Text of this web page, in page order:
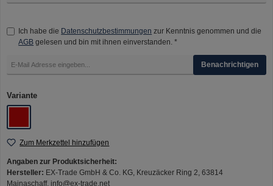
Ich habe die Datenschutzbestimmungen zur Kenntnis genommen und die
AGB gelesen und bin mit ihnen einverstanden. *
Benachrichtigen
Varianteauswählen
Zum Merkzettel hinzufügen
Angaben zur Produktsicherheit:
Hersteller: EX-Trade GmbH & Co. KG, Kreuzäcker Ring 2, 63814
Mainaschaff, info@ex-trade.net